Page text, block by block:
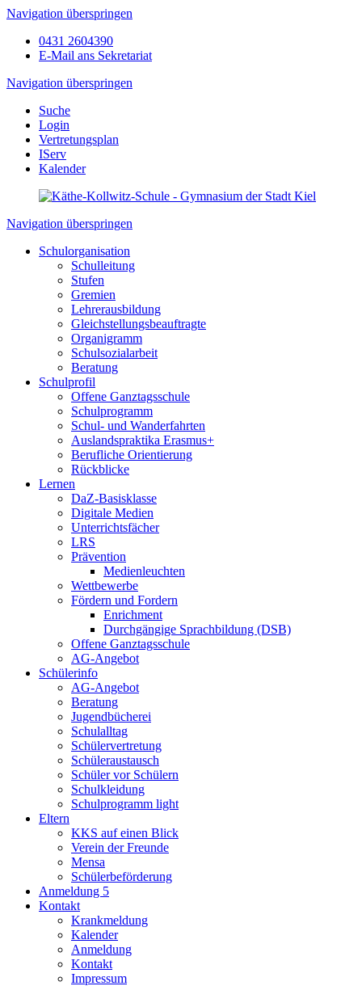
Navigation überspringen
0431 2604390
E-Mail ans Sekretariat
Navigation überspringen
Suche
Login
Vertretungsplan
IServ
Kalender
Navigation überspringen
Schulorganisation
Schulleitung
Stufen
Gremien
Lehrerausbildung
Gleichstellungsbeauftragte
Organigramm
Schulsozialarbeit
Beratung
Schulprofil
Offene Ganztagsschule
Schulprogramm
Schul- und Wanderfahrten
Auslandspraktika Erasmus+
Berufliche Orientierung
Rückblicke
Lernen
DaZ-Basisklasse
Digitale Medien
Unterrichtsfächer
LRS
Prävention
Medienleuchten
Wettbewerbe
Fördern und Fordern
Enrichment
Durchgängige Sprachbildung (DSB)
Offene Ganztagsschule
AG-Angebot
Schülerinfo
AG-Angebot
Beratung
Jugendbücherei
Schulalltag
Schülervertretung
Schüleraustausch
Schüler vor Schülern
Schulkleidung
Schulprogramm light
Eltern
KKS auf einen Blick
Verein der Freunde
Mensa
Schülerbeförderung
Anmeldung 5
Kontakt
Krankmeldung
Kalender
Anmeldung
Kontakt
Impressum